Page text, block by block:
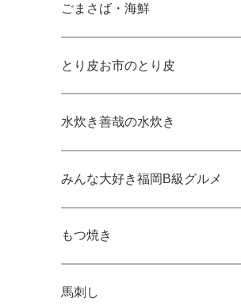
ごまさば・海鮮
とり皮お市のとり皮
水炊き善哉の水炊き
みんな大好き福岡B級グルメ
もつ焼き
馬刺し